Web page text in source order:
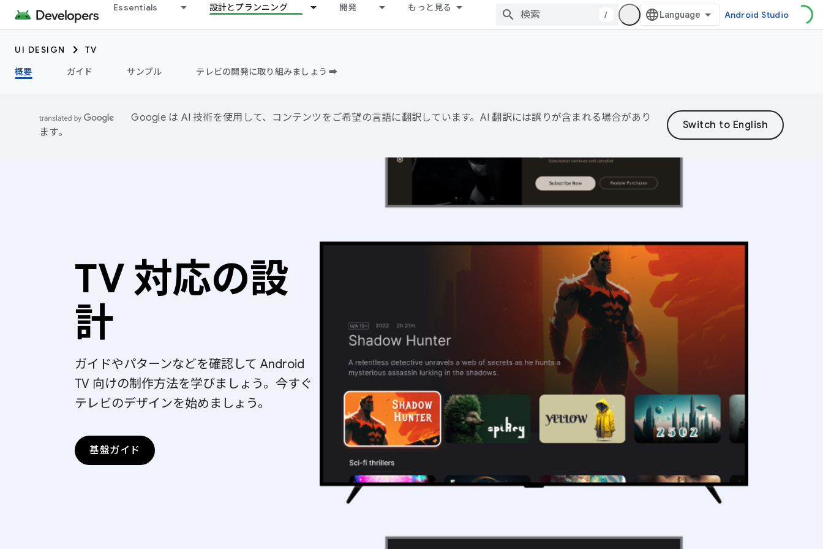
Essentials 設計とプランニング 開発 もっと見る
/ Android Studio
UI DESIGN
TV
概要
ガイド サンプル テレビの開発に取り組みましょう ➡️
Google は AI 技術を使用して、コンテンツをご希望の言語に翻訳しています。AI 翻訳には誤りが含まれる場合があり
ます。
TV 対応の設
計
ガイドやパターンなどを確認して Android
TV 向けの制作方法を学びましょう。今すぐ
テレビのデザインを始めましょう。
基盤ガイド